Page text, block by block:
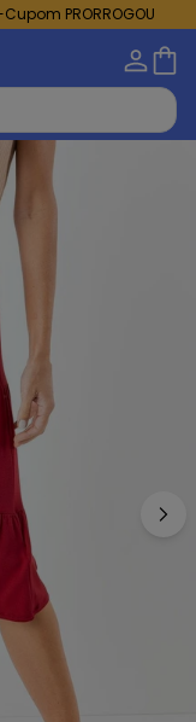
PRORROGOU